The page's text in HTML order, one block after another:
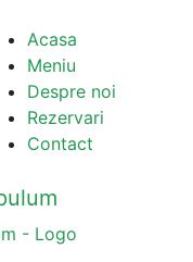
Acasa
Meniu
Despre noi
Rezervari
Contact